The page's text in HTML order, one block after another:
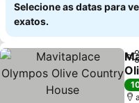
Selecione as datas para
exatos.